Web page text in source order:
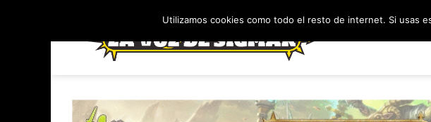
Utilizamos cookies como todo el resto de internet. Si usas